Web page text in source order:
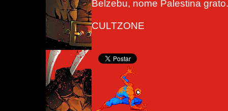
Belzebu, nome Palestina grato.
CULTZONE